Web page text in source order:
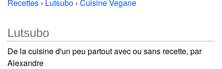
Recettes › Lutsubo › Cuisine Vegane
Lutsubo
De la cuisine d'un peu partout avec ou sans recette, par
Alexandre